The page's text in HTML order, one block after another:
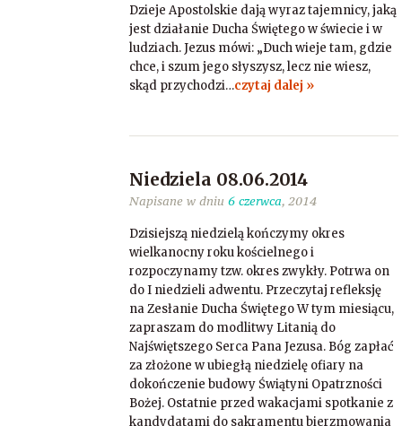
Dzieje Apostolskie dają wyraz tajemnicy, jaką
jest działanie Ducha Świętego w świecie i w
ludziach. Jezus mówi: „Duch wieje tam, gdzie
chce, i szum jego słyszysz, lecz nie wiesz,
skąd przychodzi…czytaj dalej »
Niedziela 08.06.2014
Napisane w dniu 6 czerwca, 2014
Dzisiejszą niedzielą kończymy okres
wielkanocny roku kościelnego i
rozpoczynamy tzw. okres zwykły. Potrwa on
do I niedzieli adwentu. Przeczytaj refleksję
na Zesłanie Ducha Świętego W tym miesiącu,
zapraszam do modlitwy Litanią do
Najświętszego Serca Pana Jezusa. Bóg zapłać
za złożone w ubiegłą niedzielę ofiary na
dokończenie budowy Świątyni Opatrzności
Bożej. Ostatnie przed wakacjami spotkanie z
kandydatami do sakramentu bierzmowania